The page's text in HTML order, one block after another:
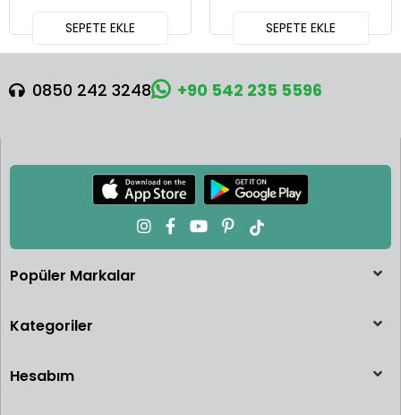
SEPETE EKLE SEPETE EKLE
0850 242 3248 +90 542 235 5596
Popüler Markalar
Kategoriler
Hesabım